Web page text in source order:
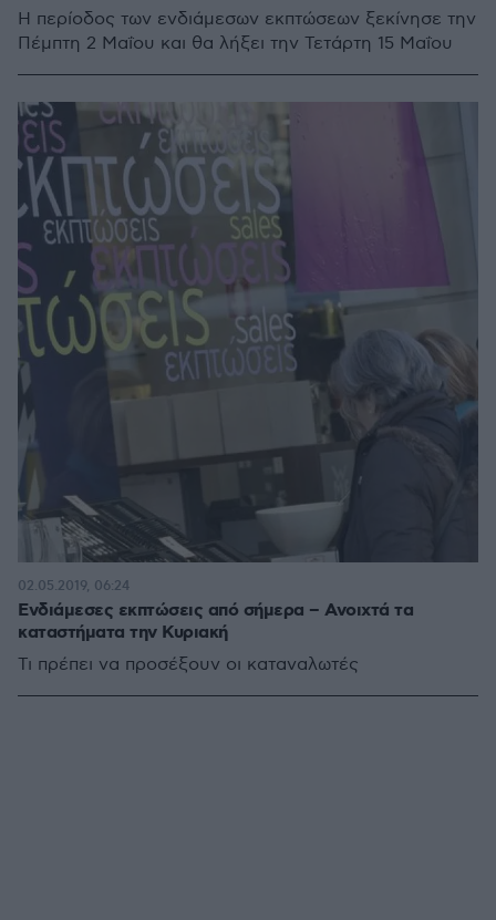
Η περίοδος των ενδιάμεσων εκπτώσεων ξεκίνησε την
Πέμπτη 2 Μαΐου και θα λήξει την Τετάρτη 15 Μαΐου
Ενδιάμεσες εκπτώσεις από σήμερα – Ανοιχτά τα
καταστήματα την Κυριακή
Τι πρέπει να προσέξουν οι καταναλωτές
02.05.2019, 06:24